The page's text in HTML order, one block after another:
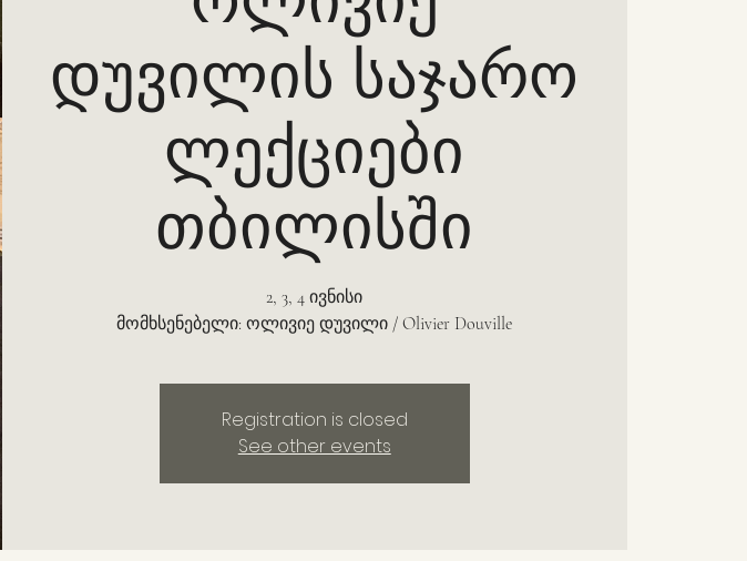
დუვილის საჯარო
ლექციები
თბილისში
2, 3, 4 ივნისი
მომხსენებელი: ოლივიე დუვილი / Olivier Douville
Registration is closed
See other events